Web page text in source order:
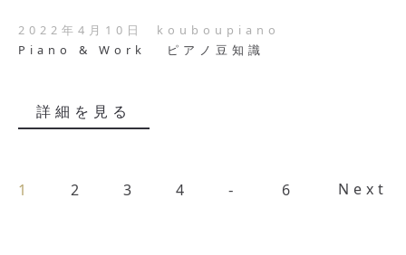
2022年4月10日
kouboupiano
Piano & Work
ピアノ豆知識
詳細を見る
1 2 3 4 6 Next